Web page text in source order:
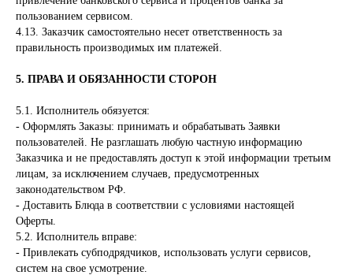
пользованием сервисом.
4.13. Заказчик самостоятельно несет ответственность за
правильность производимых им платежей.
5. ПРАВА И ОБЯЗАННОСТИ СТОРОН
5.1. Исполнитель обязуется:
- Оформлять Заказы: принимать и обрабатывать Заявки
пользователей. Не разглашать любую частную информацию
Заказчика и не предоставлять доступ к этой информации третьим
лицам, за исключением случаев, предусмотренных
законодательством РФ.
- Доставить Блюда в соответствии с условиями настоящей
Оферты.
5.2. Исполнитель вправе:
- Привлекать субподрядчиков, использовать услуги сервисов,
систем на свое усмотрение.